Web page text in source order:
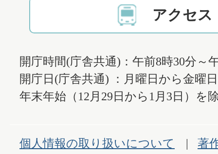
アクセス
開庁時間(庁舎共通)：午前8時30分～
開庁日(庁舎共通) ：月曜日から金曜
年末年始（12月29日から1月3日）を
個人情報の取り扱いについて
著